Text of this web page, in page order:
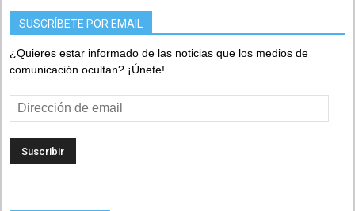
SUSCRÍBETE POR EMAIL
¿Quieres estar informado de las noticias que los medios de
comunicación ocultan? ¡Únete!
Dirección
de
email